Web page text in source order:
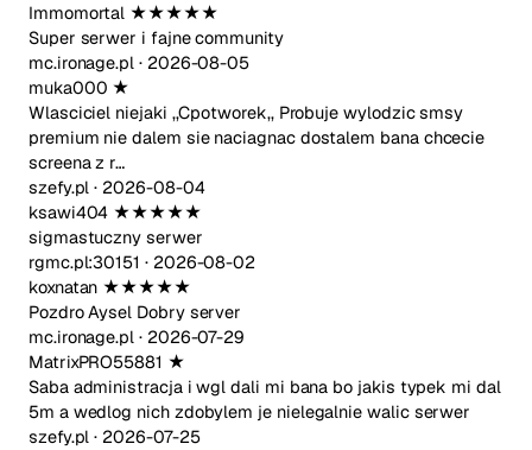
Immomortal ★★★★★
Super serwer i fajne community
mc.ironage.pl · 2026-08-05
muka000 ★
Wlasciciel niejaki ,,Cpotworek,, Probuje wylodzic smsy
premium nie dalem sie naciagnac dostalem bana chcecie
screena z r…
szefy.pl · 2026-08-04
ksawi404 ★★★★★
sigmastuczny serwer
rgmc.pl:30151 · 2026-08-02
koxnatan ★★★★★
Pozdro Aysel Dobry server
mc.ironage.pl · 2026-07-29
MatrixPRO55881 ★
Saba administracja i wgl dali mi bana bo jakis typek mi dal
5m a wedlog nich zdobylem je nielegalnie walic serwer
szefy.pl · 2026-07-25